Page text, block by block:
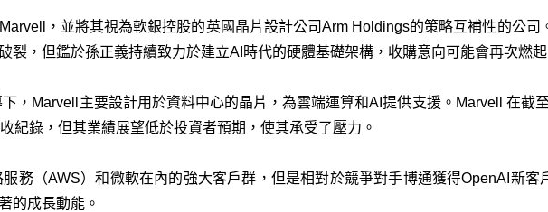
，並將其視為軟銀控股的英國晶片設計公司Arm Holdings的策略互補性的公司
裂，但鑑於孫正義持續致力於建立AI時代的硬體基礎架構，收購意向可能會再次燃起
，Marvell主要設計用於資料中心的晶片，為雲端運算和AI提供支援。Marvell 在截
紀錄，但其業績展望低於投資者預期，使其承受了壓力。
務（AWS）和微軟在內的強大客戶群，但是相對於競爭對手博通獲得OpenAI新客
的成長動能。